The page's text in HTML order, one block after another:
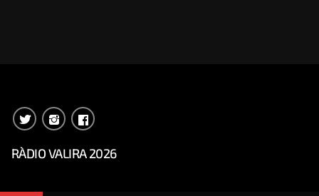
RÀDIO VALIRA 2026